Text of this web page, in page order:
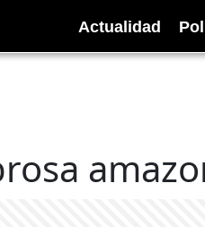
Actualidad